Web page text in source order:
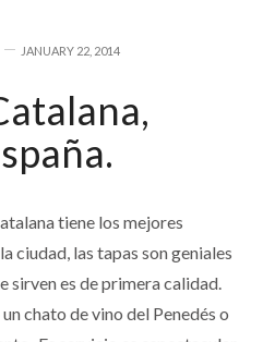
JANUARY 22, 2014
tiene los mejores
ciudad, las tapas son geniales
sirven es de primera calidad.
chato de vino del Penedés o